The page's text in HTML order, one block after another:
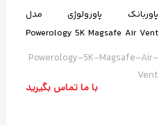
پاوربانک پاورولوژی مدل
Powerology 5K Magsafe Air Vent
با ظرفیت 5000 میلی آمپر ساعت
Powerology-5K-Magsafe-Air-
Vent
با ما تماس بگیرید